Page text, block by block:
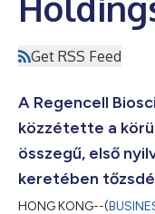
Get RSS Feed
A Regencell
közzétette a
összegű, első
keretében
HONG KONG--(